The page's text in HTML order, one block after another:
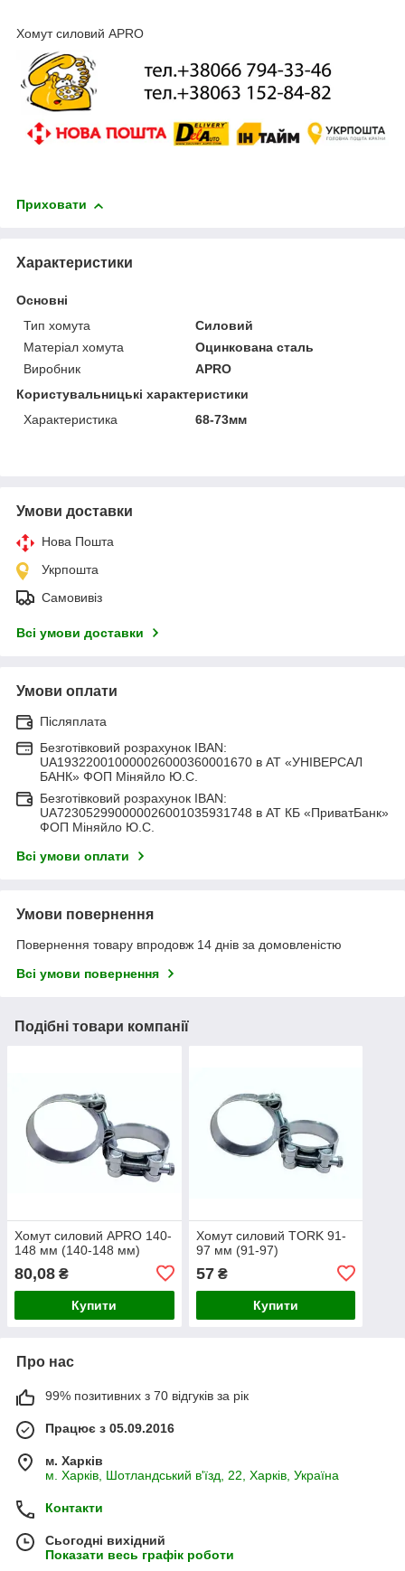
Хомут силовий APRO
Приховати
Характеристики
Основні
Тип хомута
Силовий
Матеріал хомута
Оцинкована сталь
Виробник
APRO
Користувальницькі характеристики
Характеристика
68-73мм
Умови доставки
Нова Пошта
Укрпошта
Самовивіз
Всі умови доставки
Умови оплати
Післяплата
Безготівковий розрахунок IBAN:
UA193220010000026000360001670 в АТ «УНІВЕРСАЛ
БАНК» ФОП Міняйло Ю.С.
Безготівковий розрахунок IBAN:
UA723052990000026001035931748 в АТ КБ «ПриватБанк»
ФОП Міняйло Ю.С.
Всі умови оплати
Умови повернення
Повернення товару впродовж 14 днів за домовленістю
Всі умови повернення
Подібні товари компанії
Хомут силовий APRO 140-
148 мм (140-148 мм)
80,08 ₴
Купити
Хомут силовий TORK 91-
97 мм (91-97)
57₴
Купити
Про нас
99% позитивних з 70 відгуків за рік
Працює з 05.09.2016
м. Харків
м. Харків, Шотландський в'їзд, 22, Харків, Україна
Контакти
Сьогодні вихідний
Показати весь графік роботи